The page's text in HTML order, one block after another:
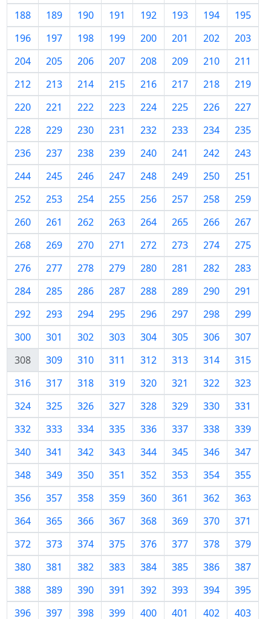
188
189 190 191 192 193 194
195
196
197 198 199 200 201 202
203
204
205 206 207 208 209 210
211
212
213 214 215 216 217 218
219
220
221 222 223 224 225 226
227
228
229 230 231 232 233 234
235
236
237 238 239 240 241 242
243
244
245 246 247 248 249 250
251
252
253 254 255 256 257 258
259
260
261 262 263 264 265 266
267
268
269 270 271 272 273 274
275
276
277 278 279 280 281 282
283
284
285 286 287 288 289 290
291
292
293 294 295 296 297 298
299
300
301 302 303 304 305 306
307
308
309 310 311 312 313 314
315
316
317 318 319 320 321 322
323
324
325 326 327 328 329 330
331
332
333 334 335 336 337 338
339
340
341 342 343 344 345 346
347
348
349 350 351 352 353 354
355
356
357 358 359 360 361 362
363
364
365 366 367 368 369 370
371
372
373 374 375 376 377 378
379
380
381 382 383 384 385 386
387
388
389 390 391 392 393 394
395
396
397 398 399 400 401 402 403